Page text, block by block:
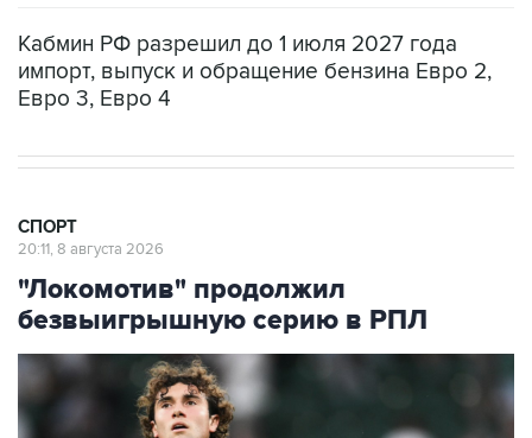
Кабмин РФ разрешил до 1 июля 2027 года
импорт, выпуск и обращение бензина Евро 2,
Евро 3, Евро 4
СПОРТ
20:11, 8 августа 2026
"Локомотив" продолжил
безвыигрышную серию в РПЛ